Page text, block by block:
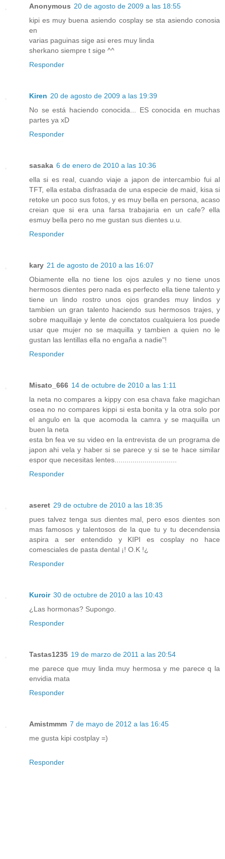
Anonymous 20 de agosto de 2009 a las 18:55
kipi es muy buena asiendo cosplay se sta asiendo conosia
en
varias paguinas sige asi eres muy linda
sherkano siempre t sige ^^
Responder
Kiren 20 de agosto de 2009 a las 19:39
No se está haciendo conocida... ES conocida en muchas
partes ya xD
Responder
sasaka 6 de enero de 2010 a las 10:36
ella si es real, cuando viaje a japon de intercambio fui al
TFT, ella estaba disfrasada de una especie de maid, kisa si
retoke un poco sus fotos, y es muy bella en persona, acaso
creian que si era una farsa trabajaria en un cafe? ella
esmuy bella pero no me gustan sus dientes u.u.
Responder
kary 21 de agosto de 2010 a las 16:07
Obiamente ella no tiene los ojos azules y no tiene unos
hermosos dientes pero nada es perfecto ella tiene talento y
tiene un lindo rostro unos ojos grandes muy lindos y
tambien un gran talento haciendo sus hermosos trajes, y
sobre maquillaje y lente de conctatos cualquiera los puede
usar que mujer no se maquilla y tambien a quien no le
gustan las lentillas ella no engaña a nadie"!
Responder
Misato_666 14 de octubre de 2010 a las 1:11
la neta no compares a kippy con esa chava fake magichan
osea no no compares kippi si esta bonita y la otra solo por
el angulo en la que acomoda la camra y se maquilla un
buen la neta
esta bn fea ve su video en la entrevista de un programa de
japon ahi vela y haber si se parece y si se te hace similar
espor que necesitas lentes...............................
Responder
aseret 29 de octubre de 2010 a las 18:35
pues talvez tenga sus dientes mal, pero esos dientes son
mas famosos y talentosos de la que tu y tu decendensia
aspira a ser entendido y KIPI es cosplay no hace
comesciales de pasta dental ¡! O.K !¿
Responder
Kuroir 30 de octubre de 2010 a las 10:43
¿Las hormonas? Supongo.
Responder
Tastas1235 19 de marzo de 2011 a las 20:54
me parece que muy linda muy hermosa y me parece q la
envidia mata
Responder
Amistmmm 7 de mayo de 2012 a las 16:45
me gusta kipi costplay =)
Responder